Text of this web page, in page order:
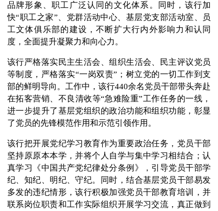
品牌形象、职工广泛认同的文化体系。同时，该行加
快“职工之家”、党群活动中心、基层党支部活动室、员
工文体俱乐部的建设，不断扩大行内外影响力和认同
度，全面提升凝聚力和向心力。
该行严格落实民主生活会、组织生活会、民主评议党员
等制度，严格落实“一岗双责”；树立党的一切工作到支
部的鲜明导向。工作中，该行440余名党员干部带头奔赴
在拓客营销、不良清收等“急难险重”工作任务的一线，
进一步提升了基层党组织的政治功能和组织功能，彰显
了党员的先锋模范作用和示范引领作用。
该行把开展党纪学习教育作为重要政治任务，党员干部
坚持原原本本学，并将个人自学与集中学习相结合；认
真学习《中国共产党纪律处分条例》，引导党员干部学
纪、知纪、明纪、守纪。同时，结合基层党员干部易发
多发的违纪情形，该行积极加强党员干部教育培训，并
联系岗位职责和工作实际组织开展学习交流，真正做到